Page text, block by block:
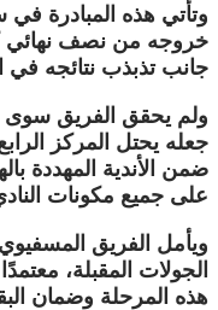
وتأتي هذه المبادرة
خروجه من نصف نهائي
جانب تذبذب نتائجه في
ولم يحقق الفريق سوى
ضمن الأندية المهددة
على جميع مكونات
ويأمل الفريق المسفيوي
الجولات المقبلة،
هذه المرحلة وضمان